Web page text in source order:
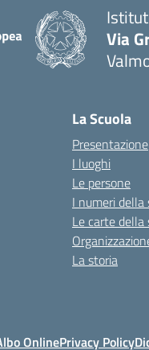
Via
La Scuola
Presentazione
I luoghi
Le persone
I numeri della
Le carte della
La storia
OnlinePrivacy Policy